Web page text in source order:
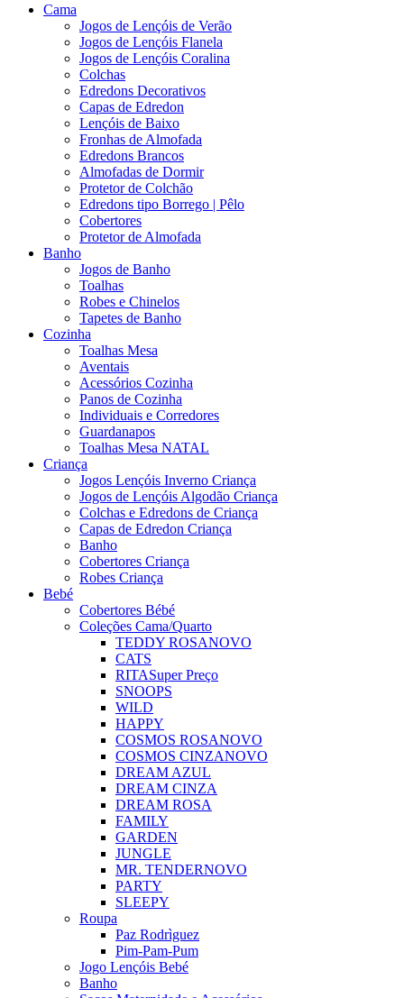
Cama
Jogos de Lençóis de Verão
Jogos de Lençóis Flanela
Jogos de Lençóis Coralina
Colchas
Edredons Decorativos
Capas de Edredon
Lençóis de Baixo
Fronhas de Almofada
Edredons Brancos
Almofadas de Dormir
Protetor de Colchão
Edredons tipo Borrego | Pêlo
Cobertores
Protetor de Almofada
Banho
Jogos de Banho
Toalhas
Robes e Chinelos
Tapetes de Banho
Cozinha
Toalhas Mesa
Aventais
Acessórios Cozinha
Panos de Cozinha
Individuais e Corredores
Guardanapos
Toalhas Mesa NATAL
Criança
Jogos Lençóis Inverno Criança
Jogos de Lençóis Algodão Criança
Colchas e Edredons de Criança
Capas de Edredon Criança
Banho
Cobertores Criança
Robes Criança
Bebé
Cobertores Bébé
Coleções Cama/Quarto
TEDDY ROSANOVO
CATS
RITASuper Preço
SNOOPS
WILD
HAPPY
COSMOS ROSANOVO
COSMOS CINZANOVO
DREAM AZUL
DREAM CINZA
DREAM ROSA
FAMILY
GARDEN
JUNGLE
MR. TENDERNOVO
PARTY
SLEEPY
Roupa
Paz Rodrìguez
Pim-Pam-Pum
Jogo Lençóis Bebé
Banho